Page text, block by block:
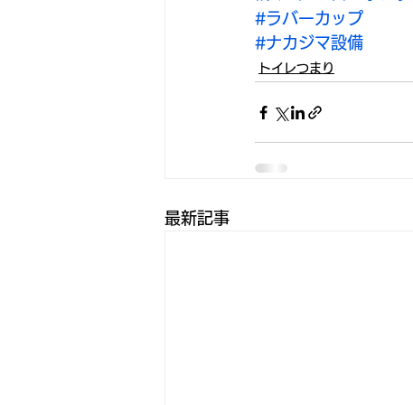
#ラバーカップ
#ナカジマ設備
トイレつまり
最新記事